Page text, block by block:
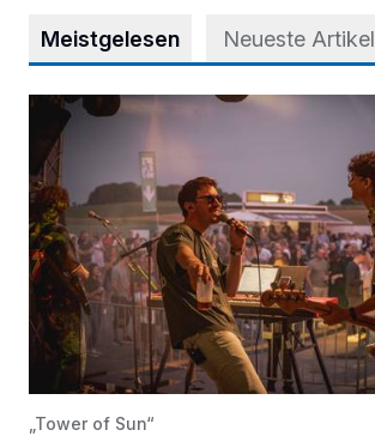
Meistgelesen Neueste Artikel
Mehr als nur ein Festival
„Tower of Sun“